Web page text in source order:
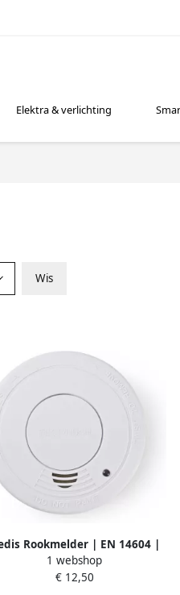
Elektra & verlichting
Wis
Rookmelder | EN 14604 |
dB | Wit | 1 stuks DTCTS30WT
1 webshop
€ 12,50